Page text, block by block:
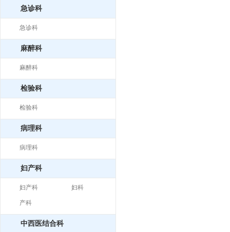
急诊科
急诊科
麻醉科
麻醉科
检验科
检验科
病理科
病理科
妇产科
妇产科 妇科
产科
中西医结合科